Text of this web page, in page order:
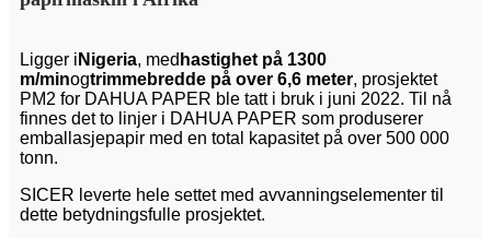
Ligger i Nigeria, med hastighet på 1300
m/minogtrimmebredde på over 6,6 meter, prosjektet
PM2 for DAHUA PAPER ble tatt i bruk i juni 2022. Til nå
finnes det to linjer i DAHUA PAPER som produserer
emballasjepapir med en total kapasitet på over 500 000
tonn.
SICER leverte hele settet med avvanningselementer til
dette betydningsfulle prosjektet.